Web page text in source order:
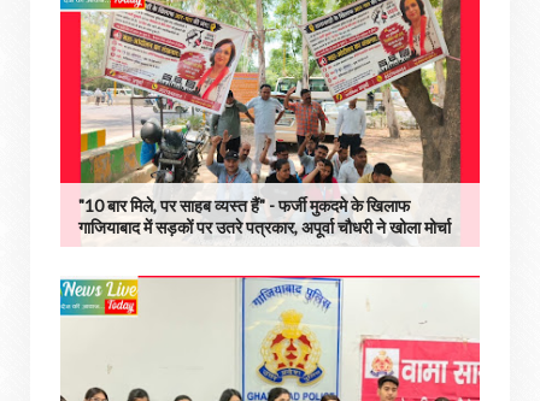
"10 बार मिले, पर साहब व्यस्त हैं" - फर्जी मुकदमे के खिलाफ
गाजियाबाद में सड़कों पर उतरे पत्रकार, अपूर्वा चौधरी ने खोला मोर्चा